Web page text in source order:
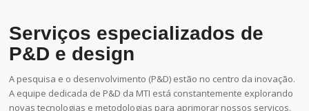
Serviços especializados de
P&D e design
A pesquisa e o desenvolvimento (P&D) estão no centro da inovação.
A equipe dedicada de P&D da MTI está constantemente explorando
novas tecnologias e metodologias para aprimorar nossos serviços.